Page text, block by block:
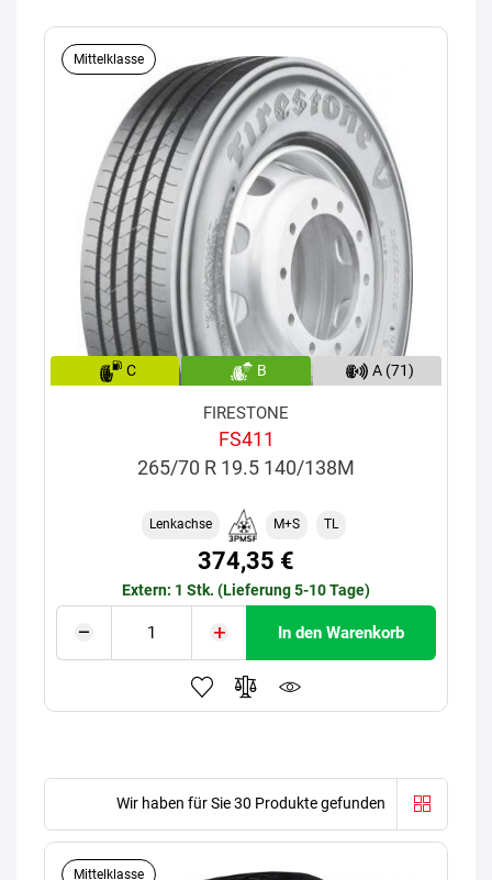
Mittelklasse
C B A (71)
FIRESTONE
FS411
265/70 R 19.5 140/138M
Lenkachse M+S TL
374,35 €
Extern: 1 Stk. (Lieferung 5-10 Tage)
In den Warenkorb
Wir haben für Sie 30 Produkte gefunden
Mittelklasse